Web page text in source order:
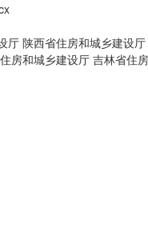
厅 陕西省住房和城乡建设厅
房和城乡建设厅 吉林省住